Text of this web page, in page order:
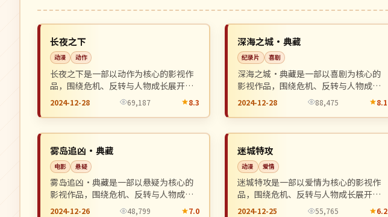
韩国
高分
长夜之下
动漫 动作
长夜之下是一部以动作为核心的影视作
品，围绕危机、反转与人物成长展开，
整体节奏紧凑，值得推荐观看。
2024-12-28 69,187 8.3
英国
4K
深海之城·典藏
纪录片 喜剧
深海之城·典藏是一部以喜剧为核心的
影视作品，围绕危机、反转与人物成长
展开，整体节奏紧凑，值得推荐观看。
2024-12-28 88,475 8.1
美国
雾岛追凶·典藏
电影 悬疑
雾岛追凶·典藏是一部以悬疑为核心的
影视作品，围绕危机、反转与人物成长
展开，整体节奏紧凑，值得推荐观看。
2024-12-26 48,799 7.0
中国
迷城特攻
动漫 爱情
迷城特攻是一部以爱情为核心的影视作
品，围绕危机、反转与人物成长展开，
整体节奏紧凑，值得推荐观看。
2024-12-25 55,765 6.2